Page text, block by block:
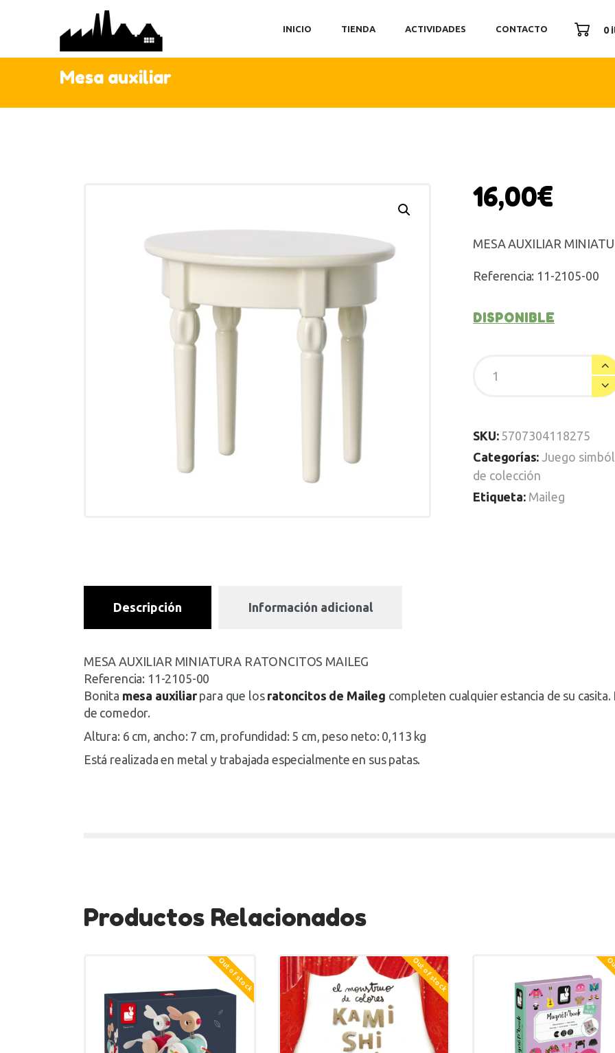
INICIO TIENDA ACTIVIDADES CONTACTO 0
Mesa auxiliar
TIENDA
ACTIVIDADES
16,00€
MESA AUXILIAR
Referencia: 11-2105-00
DISPONIBLE
SKU: 5707304118275
Categorías:Juego
de colección
Etiqueta: Maileg
Descripción Información adicional
MESA AUXILIAR MINIATURA RATONCITOS MAILEG
Referencia: 11-2105-00
Bonita mesa auxiliarpara que los ratoncitos de Maileg completen cualquier estancia de su
de comedor.
Altura: 6 cm, ancho: 7 cm, profundidad: 5 cm, peso neto: 0,113 kg
Está realizada en metal y trabajada especialmente en sus patas.
Productos Relacionados
Out of stock Out of stock